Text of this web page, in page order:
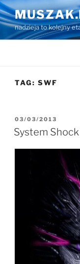
Przejdź
do
treścinadzieja to kolejny
TAG: SWF
OPUBLIKOWANE
W
03/03/2013
System